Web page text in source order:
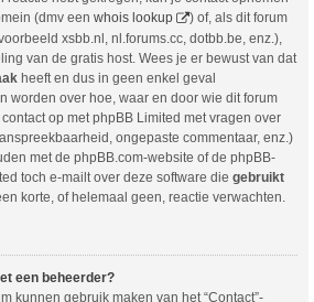
(dmv een whois lookup
) of, als dit forum
xsbb.nl, nl.forums.cc, dotbb.be, enz.),
van de gratis host. Wees je er bewust van dat
heeft en dus in geen enkel geval
worden over hoe, waar en door wie dit forum
contact op met phpBB Limited met vragen over
ongepaste commentaar, enz.)
met de phpBB.com-website of de phpBB-
toch e-mailt over deze software die gebruikt
korte, of helemaal geen, reactie verwachten.
een beheerder?
kunnen gebruik maken van het “Contact”-